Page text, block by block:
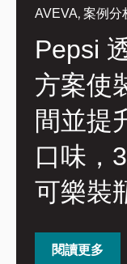
AVEVA,案例分
Pepsi
方案使
間並提
口味，
可樂裝
閱讀更多